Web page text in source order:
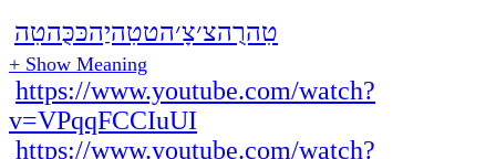
טִהרֻהצ׳צָ׳הטטִהיַהכּכֻּהטִה
+ Show Meaning
https://www.youtube.com/watch?
v=VPqqFCCIuUI
https://www.youtube.com/watch?